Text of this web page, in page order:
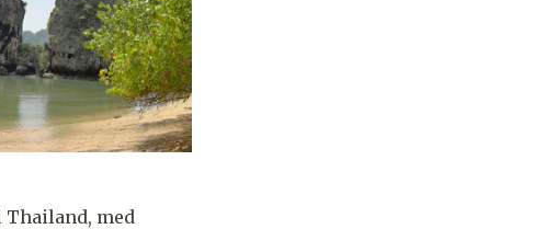
Thailand, med